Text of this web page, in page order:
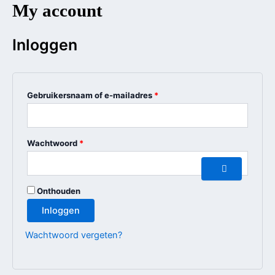
inhoud
My account
Inloggen
Gebruikersnaam of e-mailadres *
Wachtwoord *
Vereist
Onthouden
Inloggen
Wachtwoord vergeten?